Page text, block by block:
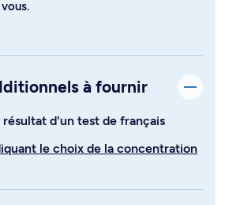
à fournir
d'un test de français
le choix de la concentration